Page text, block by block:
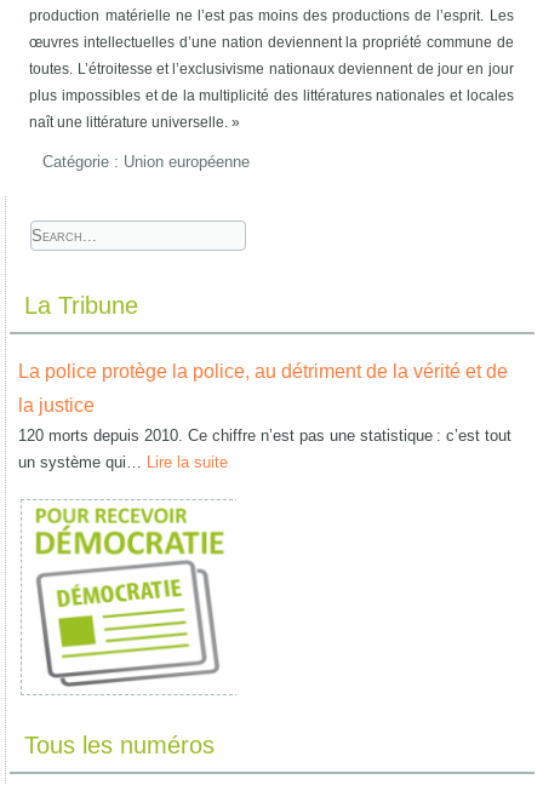
production matérielle ne l’est pas moins des productions de l’esprit. Les
œuvres intellectuelles d’une nation deviennent la propriété commune de
toutes. L’étroitesse et l’exclusivisme nationaux deviennent de jour en jour
plus impossibles et de la multiplicité des littératures nationales et locales
naît une littérature universelle. »
Catégorie : Union européenne
La Tribune
La police protège la police, au détriment de la vérité et de
la justice
120 morts depuis 2010. Ce chiffre n’est pas une statistique : c’est tout
un système qui… Lire la suite
Tous les numéros